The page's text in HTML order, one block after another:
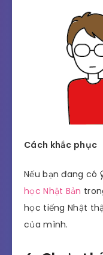
Cách khắc phục
Nếu bạn đang có
học Nhật Bản
học tiếng Nhật
của mình.